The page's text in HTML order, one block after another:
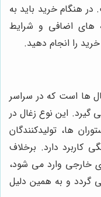
هنگام خرید باید به
های اضافی و شرایط
را انجام دهید.
ها است که در سراسر
گیرد. این نوع زغال در
ها، تولیدکنندگان
کاربرد دارد. برخلاف
خارجی وارد می شود،
گردد و به همین دلیل